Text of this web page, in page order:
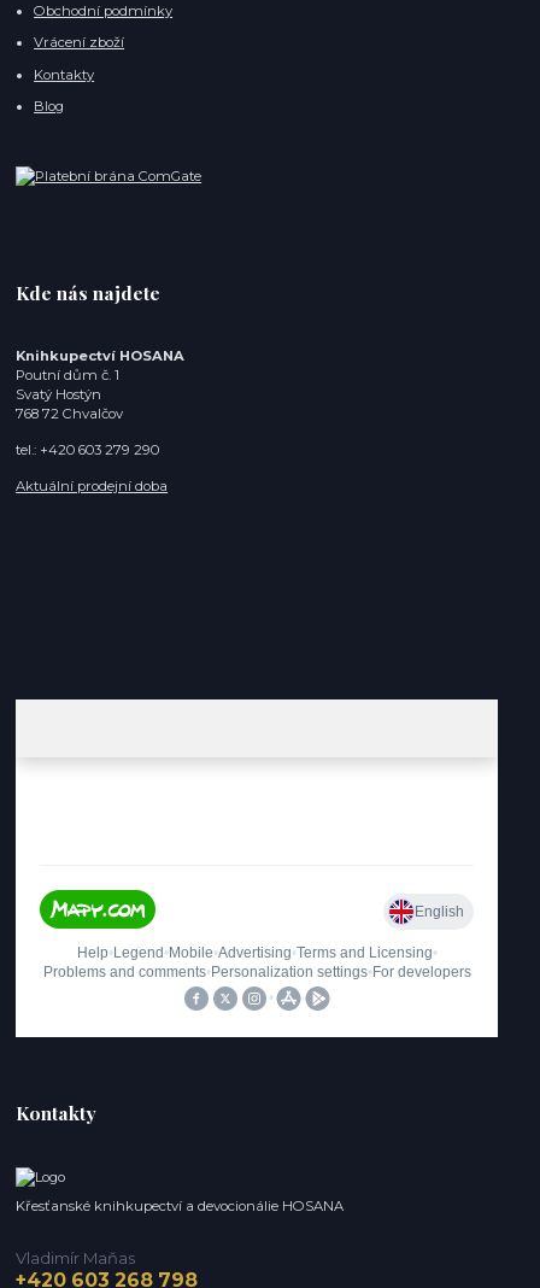
Obchodní podmínky
Vrácení zboží
Kontakty
Blog
Kde nás najdete
Knihkupectví HOSANA
Poutní dům č. 1
Svatý Hostýn
768 72 Chvalčov
tel.: +420 603 279 290
Aktuální prodejní doba
Kontakty
Křesťanské knihkupectví a devocionálie HOSANA
Vladimír Maňas
+420 603 268 798